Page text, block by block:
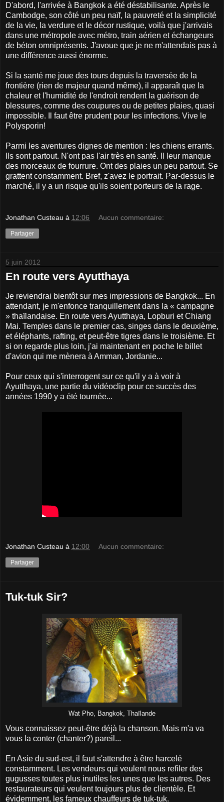
D'abord, l'arrivée à Bangkok a été déstabilisante. Après le
Cambodge, son côté un peu naïf, la pauvreté et la simplicité
de la vie, la verdure et le décor rustique, voilà que j'arrivais
dans une métropole avec métro, train aérien et échangeurs
de béton omniprésents. J'avoue que je ne m'attendais pas à
une différence aussi énorme.
Si la santé me joue des tours depuis la traversée de la
frontière (rien de majeur quand même), il apparaît que la
chaleur et l'humidité de l'endroit rendent la guérison de
blessures, comme des coupures ou de petites plaies, quasi
impossible. Il faut être prudent pour les infections. Vive le
Polysporin!
Parmi les aventures dignes de mention : les chiens errants.
Ils sont partout. N'ont pas l'air très en santé. Il leur manque
des morceaux de fourrure. Ont des plaies un peu partout. Se
grattent constamment. Bref, z'avez le portrait. Par-dessus le
marché, il y a un risque qu'ils soient porteurs de la rage.
Jonathan Custeau à 12:06 Aucun commentaire:
Partager
5 juin 2012
En route vers Ayutthaya
Je reviendrai bientôt sur mes impressions de Bangkok... En
attendant, je m'enfonce tranquillement dans la « campagne
» thaïlandaise. En route vers Ayutthaya, Lopburi et Chiang
Mai. Temples dans le premier cas, singes dans le deuxième,
et éléphants, rafting, et peut-être tigres dans le troisième. Et
si on regarde plus loin, j'ai maintenant en poche le billet
d'avion qui me mènera à Amman, Jordanie...
Pour ceux qui s'interrogent sur ce qu'il y a à voir à
Ayutthaya, une partie du vidéoclip pour ce succès des
années 1990 y a été tournée...
Jonathan Custeau à 12:00 Aucun commentaire:
Partager
Tuk-tuk Sir?
Wat Pho, Bangkok, Thaïlande
Vous connaissez peut-être déjà la chanson. Mais m'a va
vous la conter (chanter?) pareil...
En Asie du sud-est, il faut s'attendre à être harcelé
constamment. Les vendeurs qui veulent nous refiler des
gugusses toutes plus inutiles les unes que les autres. Des
restaurateurs qui veulent toujours plus de clientèle. Et
évidemment, les fameux chauffeurs de tuk-tuk.